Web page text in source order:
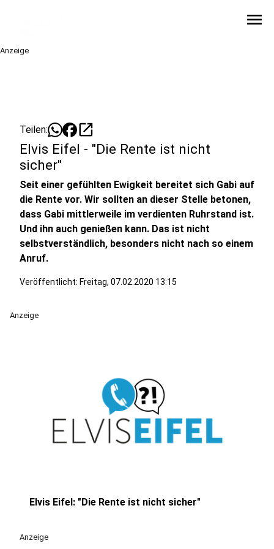
menu
Anzeige
Teilen: open_in_new
Elvis Eifel - "Die Rente ist nicht
sicher"
Seit einer gefühlten Ewigkeit bereitet sich Gabi auf
die Rente vor. Wir sollten an dieser Stelle betonen,
dass Gabi mittlerweile im verdienten Ruhrstand ist.
Und ihn auch genießen kann. Das ist nicht
selbstverständlich, besonders nicht nach so einem
Anruf.
Veröffentlicht: Freitag, 07.02.2020 13:15
Anzeige
Elvis Eifel: "Die Rente ist nicht sicher"
Anzeige